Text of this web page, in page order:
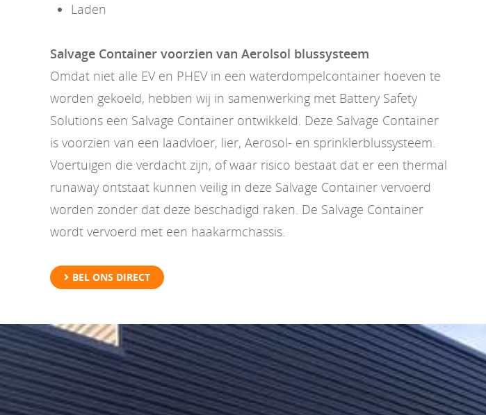
Laden
Salvage Container voorzien van Aerolsol blussysteem
Omdat niet alle EV en PHEV in een waterdompelcontainer hoeven te
worden gekoeld, hebben wij in samenwerking met Battery Safety
Solutions een Salvage Container ontwikkeld. Deze Salvage Container
is voorzien van een laadvloer, lier, Aerosol- en sprinklerblussysteem.
Voertuigen die verdacht zijn, of waar risico bestaat dat er een thermal
runaway ontstaat kunnen veilig in deze Salvage Container vervoerd
worden zonder dat deze beschadigd raken. De Salvage Container
wordt vervoerd met een haakarmchassis.
BEL ONS DIRECT